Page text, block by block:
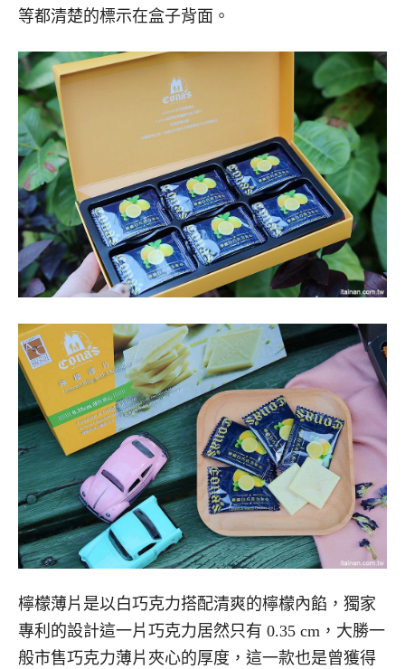
等都清楚的標示在盒子背面。
檸檬薄片是以白巧克力搭配清爽的檸檬內餡，獨家
專利的設計這一片巧克力居然只有 0.35 cm，大勝一
般市售巧克力薄片夾心的厚度，這一款也是曾獲得